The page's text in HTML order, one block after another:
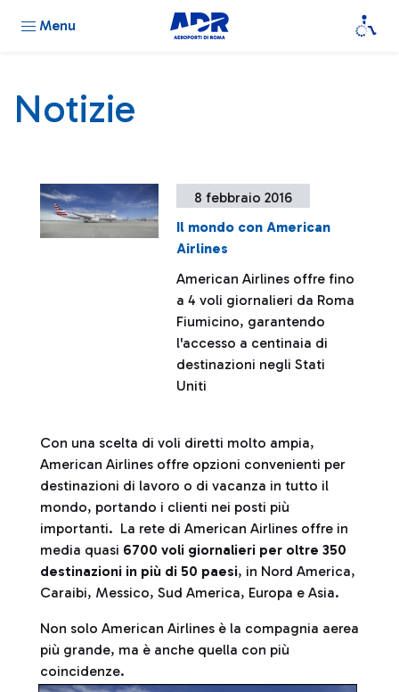
Menu
Notizie
8 febbraio 2016
Il mondo con American
Airlines
American Airlines offre fino
a 4 voli giornalieri da Roma
Fiumicino, garantendo
l'accesso a centinaia di
destinazioni negli Stati
Uniti
Con una scelta di voli diretti molto ampia,
American Airlines offre opzioni convenienti per
destinazioni di lavoro o di vacanza in tutto il
mondo, portando i clienti nei posti più
importanti. La rete di American Airlines offre in
media quasi 6700 voli giornalieri per oltre 350
destinazioni in più di 50 paesi, in Nord America,
Caraibi, Messico, Sud America, Europa e Asia.
Non solo American Airlines è la compagnia aerea
più grande, ma è anche quella con più
coincidenze.